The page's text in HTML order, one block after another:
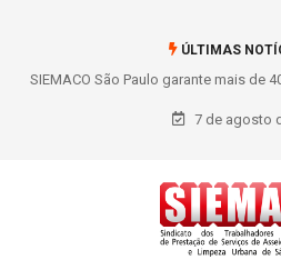
ÚLTIMAS
SIEMACO São Paulo garante mais de
trabalhadores do
7 de agosto